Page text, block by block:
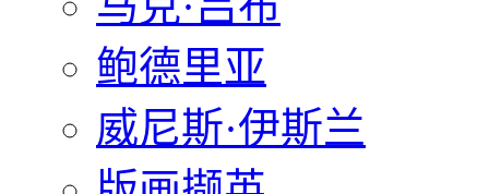
鲍德里亚
威尼斯·伊斯兰